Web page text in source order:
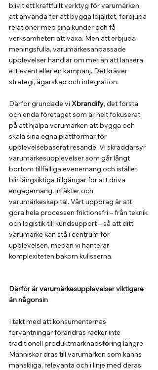
blivit ett kraftfullt verktyg för varumärken
att använda för att bygga lojalitet, fördjupa
relationer med sina kunder och få
verksamheten att växa. Men att erbjuda
meningsfulla, varumärkesanpassade
upplevelser handlar om mer än att lansera
ett event eller en kampanj. Det kräver
strategi, ägarskap och integration.
Därför grundade vi Xbrandify, det första
och enda företaget som är helt fokuserat
på att hjälpa varumärken att bygga och
skala sina egna plattformar för
upplevelsebaserat resande. Vi skräddarsyr
varumärkesupplevelser som går långt
bortom tillfälliga evenemang och istället
blir långsiktiga tillgångar för att driva
engagemang, intäkter och
varumärkeskapital. Vårt uppdrag är att
göra hela processen friktionsfri – från teknik
och logistik till kundsupport – så att ditt
varumärke kan stå i centrum för
upplevelsen, medan vi hanterar
komplexiteten bakom kulisserna.
Därför är varumärkesupplevelser viktigare
än någonsin
I takt med att konsumenternas
förväntningar förändras räcker inte
traditionell produktmarknadsföring längre.
Människor dras till varumärken som känns
mänskliga, relevanta och i linje med deras